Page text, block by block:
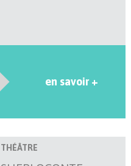
en savoir +
THÉÂTRE